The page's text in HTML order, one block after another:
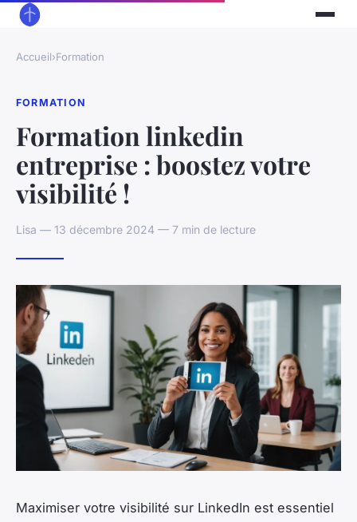
Accueil›Formation
FORMATION
Formation linkedin
entreprise : boostez votre
visibilité !
Lisa — 13 décembre 2024 — 7 min de lecture
Maximiser votre visibilité sur LinkedIn est essentiel